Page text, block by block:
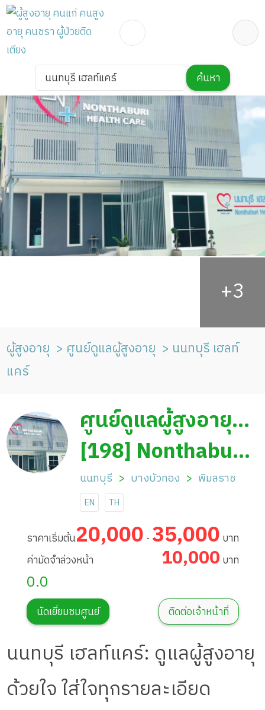
นนทบุรี เฮลท์แคร์ ค้นหา
ผู้สูงอายุ ศูนย์ดูแลผู้สูงอายุ
นนทบุรี เฮลท์
แคร์
ศูนย์ดูแลผู้สูงอายุ
นนทบุรี เฮลท์แคร์
[198] Nonthaburi
Health care
นนทบุรี บางบัวทอง พิมลราช
EN TH
ราคาเริ่มต้น20,000 - 35,000 บาท
ค่ามัดจำล่วงหน้า
10,000 บาท
0.0
นัดเยี่ยมชมศูนย์ ติดต่อเจ้าหน้าที่
นนทบุรี เฮลท์แคร์: ดูแลผู้สูงอายุ
ด้วยใจ ใส่ใจทุกรายละเอียด